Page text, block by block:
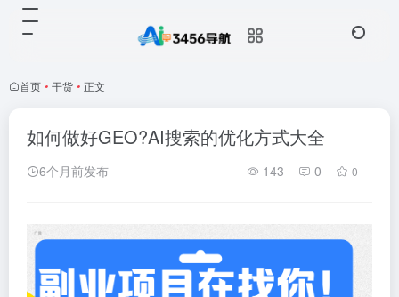
首页 • 干货 • 正文
如何做好GEO?AI搜索的优化方式大全
6个月前发布 143 0 0